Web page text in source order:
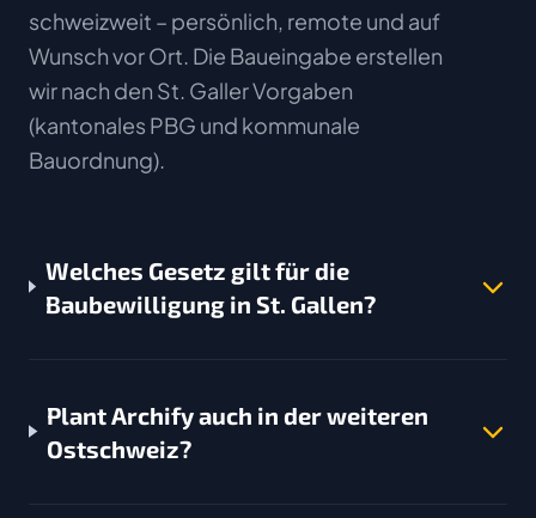
schweizweit – persönlich, remote und auf
Wunsch vor Ort. Die Baueingabe erstellen
wir nach den St. Galler Vorgaben
(kantonales PBG und kommunale
Bauordnung).
Welches Gesetz gilt für die
Baubewilligung in St. Gallen?
Plant Archify auch in der weiteren
Ostschweiz?